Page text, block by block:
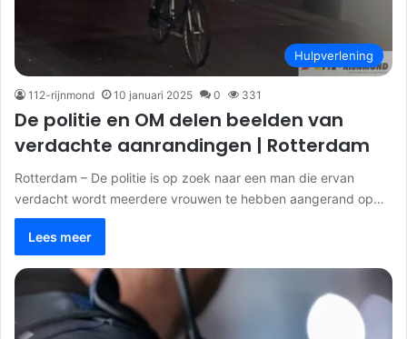
Hulpverlening
112-rijnmond 10 januari 2025 0 331
De politie en OM delen beelden van
verdachte aanrandingen | Rotterdam
Rotterdam – De politie is op zoek naar een man die ervan
verdacht wordt meerdere vrouwen te hebben aangerand op…
Lees meer